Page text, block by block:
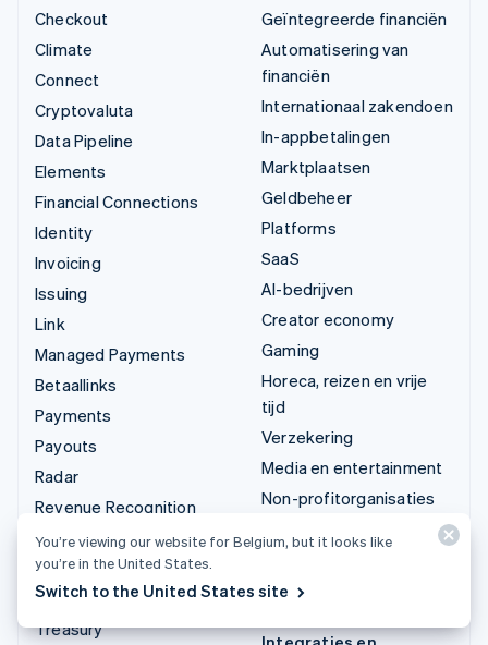
Checkout
Climate
Connect
Cryptovaluta
Data Pipeline
Elements
Financial Connections
Identity
Invoicing
Issuing
Link
Managed Payments
Betaallinks
Payments
Payouts
Radar
Revenue Recognition
Stripe Sigma
Tax
Terminal
Treasury
Geïntegreerde financiën
Automatisering van
financiën
Internationaal zakendoen
In-appbetalingen
Marktplaatsen
Geldbeheer
Platforms
SaaS
AI-bedrijven
Creator economy
Gaming
Horeca, reizen en vrije
tijd
Verzekering
Media en entertainment
Non-profitorganisaties
Zakelijke dienstverlening
Detailhandel
You’re viewing our website for Belgium, but it looks like
you’re in the United States.
Switch to the United States site